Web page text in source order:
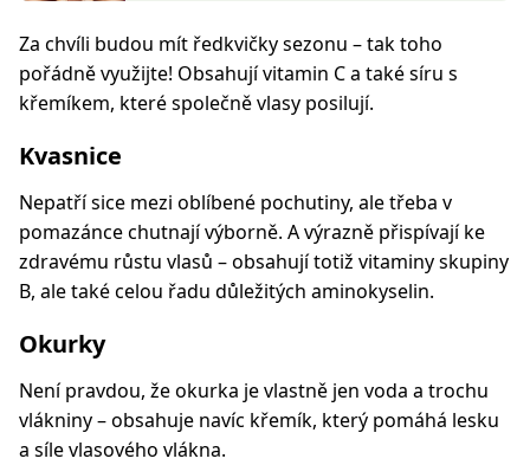
Za chvíli budou mít ředkvičky sezonu – tak toho
pořádně využijte! Obsahují vitamin C a také síru s
křemíkem, které společně vlasy posilují.
Kvasnice
Nepatří sice mezi oblíbené pochutiny, ale třeba v
pomazánce chutnají výborně. A výrazně přispívají ke
zdravému růstu vlasů – obsahují totiž vitaminy skupiny
B, ale také celou řadu důležitých aminokyselin.
Okurky
Není pravdou, že okurka je vlastně jen voda a trochu
vlákniny – obsahuje navíc křemík, který pomáhá lesku
a síle vlasového vlákna.